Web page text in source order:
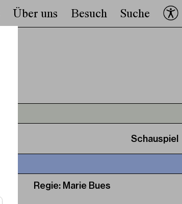
Über uns Besuch Suche
Schauspiel
Regie: Marie Bues